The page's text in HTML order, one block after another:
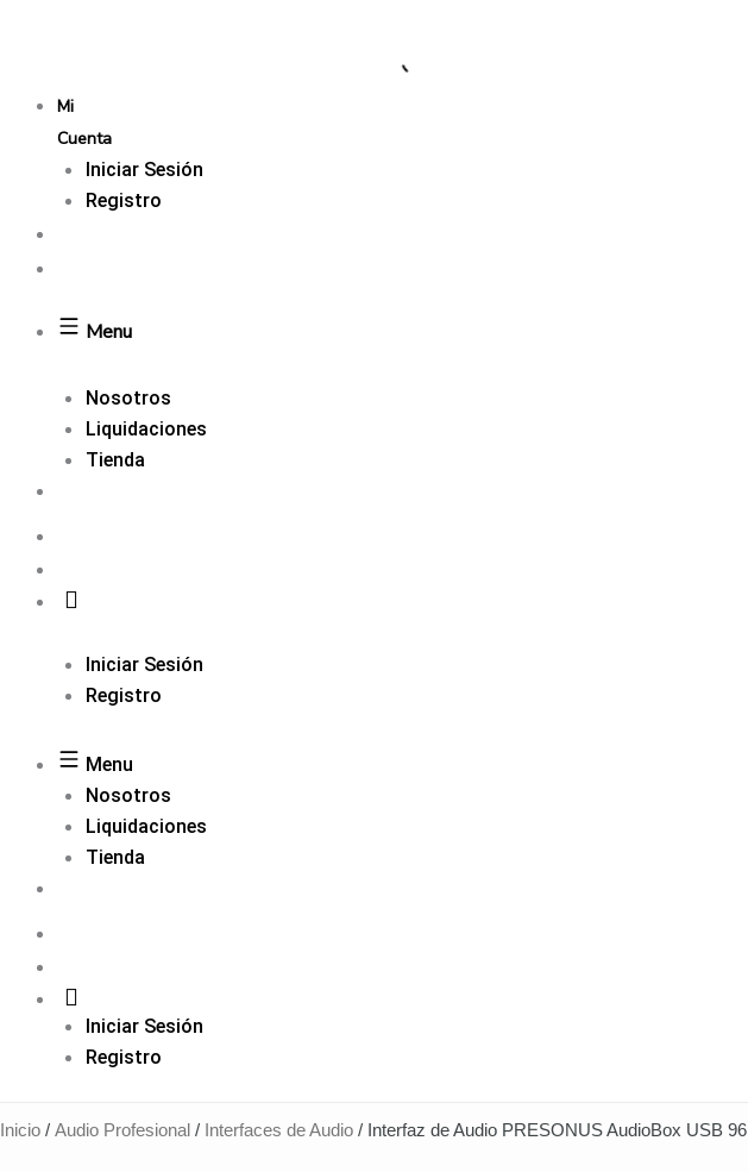
Mi
Cuenta
Iniciar Sesión
Registro
Menu
Nosotros
Liquidaciones
Tienda
Iniciar Sesión
Registro
Menu
Nosotros
Liquidaciones
Tienda
Iniciar Sesión
Registro
Inicio / Audio Profesional / Interfaces de Audio / Interfaz de Audio PRESONUS AudioBox USB 96